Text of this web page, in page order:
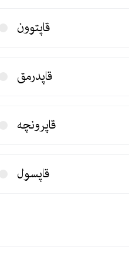
قاپتوون
قاپدرمق
قاپرونچه
قاپسول